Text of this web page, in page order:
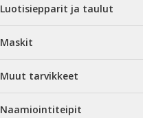
Luotisiepparit ja taulut
Maskit
Muut tarvikkeet
Naamiointiteipit